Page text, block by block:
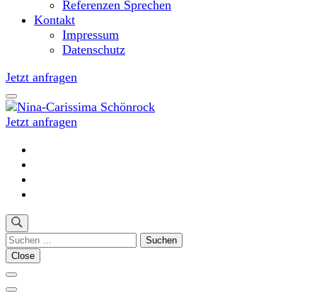
Referenzen Sprechen
Kontakt
Impressum
Datenschutz
Jetzt anfragen
Nina-Carissima Schönrock
Jetzt anfragen
Suchen
nach:
Close